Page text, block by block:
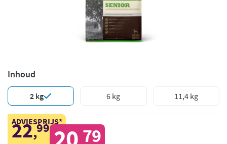
Inhoud
2 kg 6 kg 11,4 kg
ADVIESPRIJS*
22,99 79